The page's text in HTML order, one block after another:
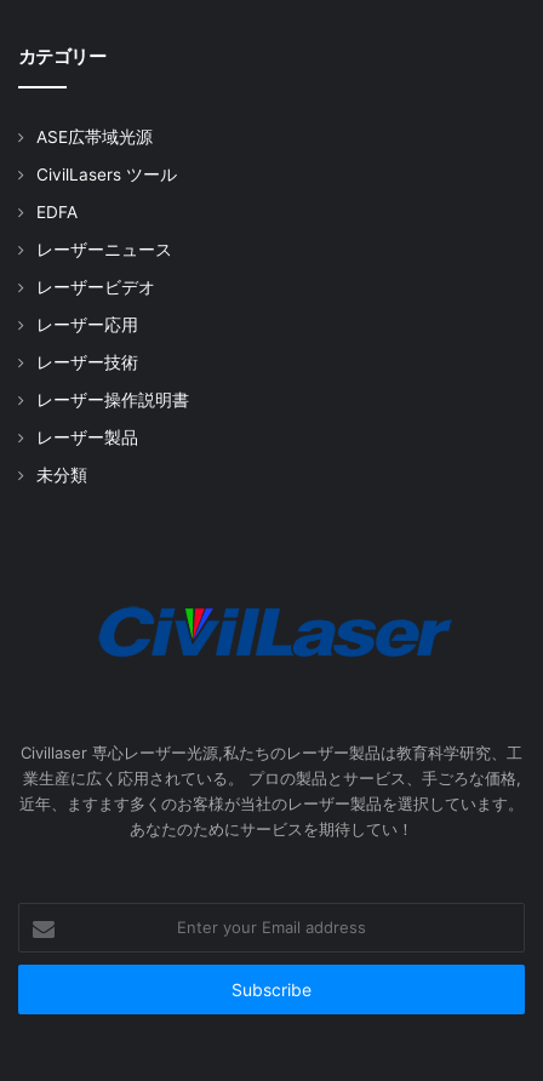
カテゴリー
ASE広帯域光源
CivilLasers ツール
EDFA
レーザーニュース
レーザービデオ
レーザー応用
レーザー技術
レーザー操作説明書
レーザー製品
未分類
Civillaser 専心レーザー光源,私たちのレーザー製品は教育科学研究、工
業生産に広く応用されている。 プロの製品とサービス、手ごろな価格,
近年、ますます多くのお客様が当社のレーザー製品を選択しています。
あなたのためにサービスを期待してい！
your
Email